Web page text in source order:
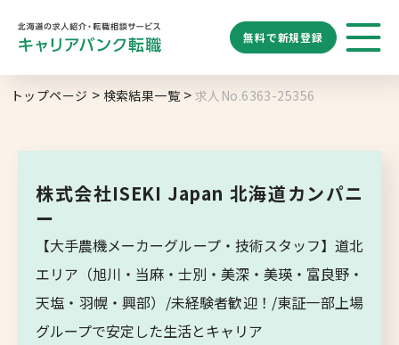
無料で新規登録
求人閲覧履歴 新着求人一覧
勤務地 業種 職種
道央エリア
空知エリア
道東エリア
釧路・根室エリア
トップページ 検索結果一覧 求人No.6363-25356
株式会社ISEKI Japan 北海道カンパニ
ー
【大手農機メーカーグループ・技術スタッフ】道北
エリア（旭川・当麻・士別・美深・美瑛・富良野・
天塩・羽幌・興部）/未経験者歓迎！/東証一部上場
グループで安定した生活とキャリア